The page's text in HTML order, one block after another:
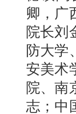
卿，广
院长刘
防大学
安美术
院、南
志；中